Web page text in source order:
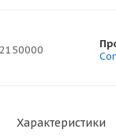
Характеристики